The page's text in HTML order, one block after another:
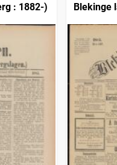
: 1882-)
Blekinge